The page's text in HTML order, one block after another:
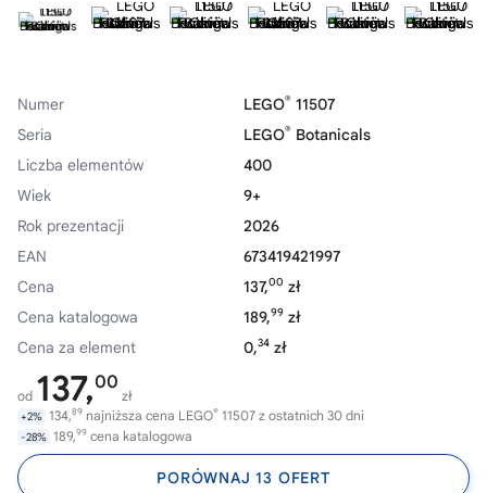
Numer LEGO® 11507
Seria
LEGO® Botanicals
Liczba elementów
400
Wiek
9+
Rok prezentacji
2026
EAN
673419421997
Cena
137,00 zł
Cena katalogowa
189,99 zł
Cena za element
0,34 zł
od 137,00
zł
+2% 134,89 najniższa cena LEGO® 11507 z ostatnich 30 dni
-28% 189,99 cena katalogowa
PORÓWNAJ 13 OFERT